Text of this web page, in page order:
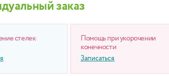
заказ
стелек
Помощь при укорочении
конечности
Записаться